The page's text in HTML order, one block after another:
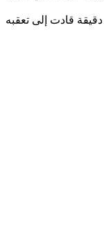
قادت إلى تعقبه